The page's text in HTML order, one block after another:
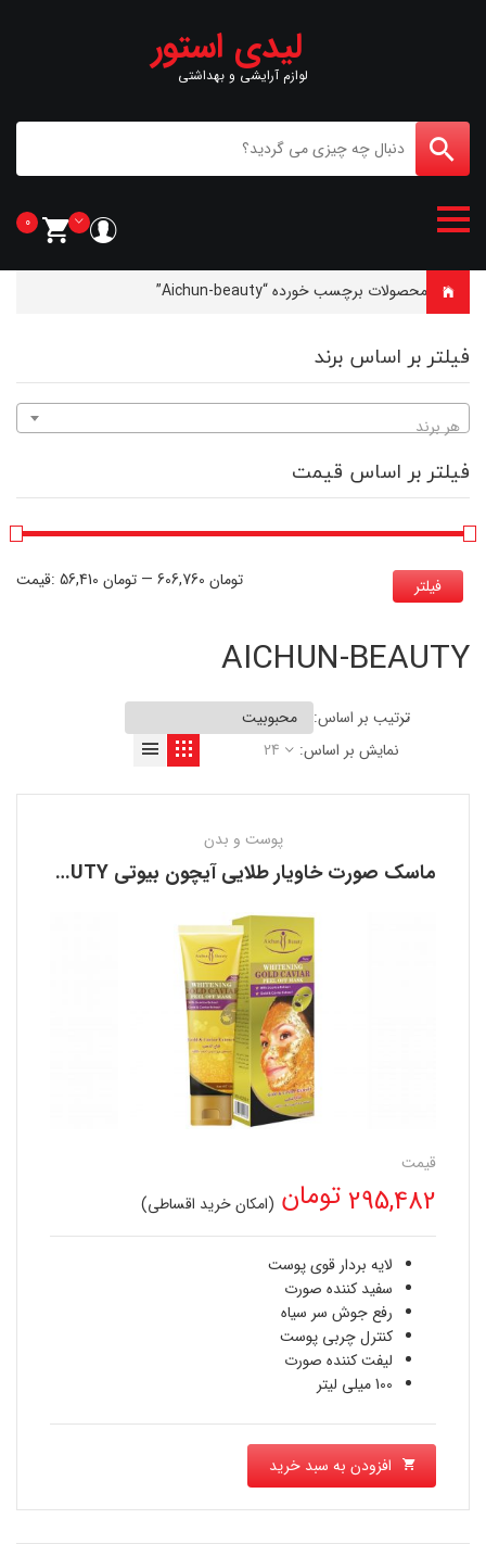
لیدی استور
لوازم آرایشی و بهداشتی
0
خانه محصولات برچسب خورده “Aichun-beauty”
فیلتر بر اساس برند
هر برند
فیلتر بر اساس قیمت
فیلتر قیمت: 56,410 تومان — 606,760 تومان
AICHUN-BEAUTY
ترتیب بر اساس:
نمایش بر اساس:
24
پوست و بدن
ماسک صورت خاویار طلایی آیچون بیوتی AICHUN BEAUTY
قیمت
295,482تومان (امکان خرید اقساطی)
لایه بردار قوی پوست
سفید کننده صورت
رفع جوش سر سیاه
کنترل چربی پوست
لیفت کننده صورت
100 میلی لیتر
افزودن به سبد خرید